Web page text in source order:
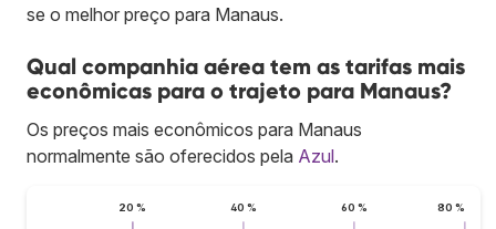
se o melhor preço para Manaus.
Qual companhia aérea tem as tarifas mais
econômicas para o trajeto para Manaus?
Os preços mais econômicos para Manaus
normalmente são oferecidos pela Azul.
20 % 40 % 60 % 80 %